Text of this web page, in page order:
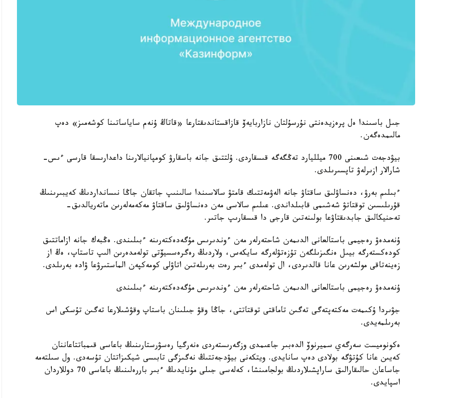
جىل باسىندا ەل پرەزيدەنتى نۇرسۇلتان نازاربايەۆ قازاقستاندىقتارعا «قاتاڭ ۇنەم ساياساتىنا كوشەمىز» دەپ
مالىمدەگەن.
بيۋدجەت شىعىنى 700 ميلليارد تەڭگەگە قىسقاردى. ۇلتتىق جانە باسقارۋ كومپانيالارىنا داعدارىسقا قارسى ءىس-
شارالار ازىرلەۋ تاپسىرىلدى.
ءبىلىم بەرۋ، دەنساۋلىق ساقتاۋ جانە الەۋمەتتىك قامتۋ سالاسىندا سالىنىپ جاتقان جاڭا نىسانداردىڭ كەيبىرىنىڭ
قۇرىلىسىن توقتاتۋ شەشىمى قابىلداندى. عىلىم سالاسى مەن دەنساۋلىق ساقتاۋ مەكەمەلەرىن ماتەريالدىق-
تەحنيكالىق جابدىقتاۋعا بولىنەتىن قارجى دا قىسقارىپ جاتىر.
ۇنەمدەۋ رەجيمى باستالعانى الدىمەن شاحتەرلەر مەن ءوندىرىس مۇگەدەكتەرىنە ءبىلىندى. ەڭبەك جانە ازاماتتىق
كودەكستەرگە بيىل ەنگىزىلگەن تۇزەتۋلەرگە سايكەس، ولاردىڭ رەگرەسسيۆتى تولەمدەرىن الىپ تاستاپ، ەڭ از
زەينەتاقى مولشەرىن عانا قالدىردى، ال تولەمدى ءبىر رەت بەرىلەتىن اتاۋلى كومەكپەن الماستىرۋعا ۋادە بەرىلدى.
ۇنەمدەۋ رەجيمى باستالعانى الدىمەن شاحتەرلەر مەن ءوندىرىس مۇگەدەكتەرىنە ءبىلىندى
جۋىردا ۇكىمەت مەكتەپتەگى تەگىن تاماقتى توقتاتتى، جاڭا وقۋ جىلىنان باستاپ وقۋشىلارعا تەگىن تۇسكى اس
بەرىلمەيدى.
ەكونوميست سەرگەي سميرنوۆ الدەبىر جاعىمدى وزگەرىستەردى ەنەرگيا رەسۋرستارىنىڭ باعاسى قىمباتتاعاننان
كەيىن عانا كۇتۋگە بولادى دەپ سانايدى. ويتكەنى بيۋدجەتتىڭ نەگىزگى تابىسى شيكىزاتتان تۇسەدى. ول سىلتەمە
جاساعان حالىقارالىق ساراپشىلاردىڭ بولجامىنشا، كەلەسى جىلى مۇنايدىڭ ءبىر باررەلىنىڭ باعاسى 70 دوللاردان
اسپايدى.